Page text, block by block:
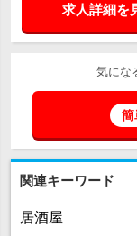
求人詳細を
気にな
簡
関連キーワード
居酒屋